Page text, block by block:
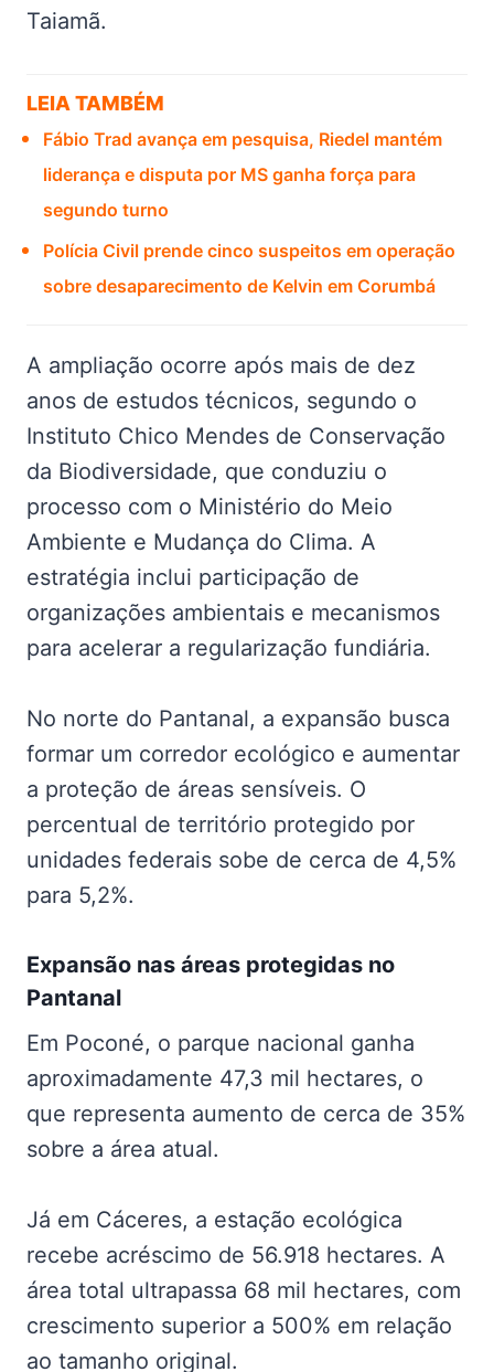
Taiamã.
LEIA TAMBÉM
Fábio Trad avança em pesquisa, Riedel mantém
liderança e disputa por MS ganha força para
segundo turno
Polícia Civil prende cinco suspeitos em operação
sobre desaparecimento de Kelvin em Corumbá
A ampliação ocorre após mais de dez
anos de estudos técnicos, segundo o
Instituto Chico Mendes de Conservação
da Biodiversidade, que conduziu o
processo com o Ministério do Meio
Ambiente e Mudança do Clima. A
estratégia inclui participação de
organizações ambientais e mecanismos
para acelerar a regularização fundiária.
No norte do Pantanal, a expansão busca
formar um corredor ecológico e aumentar
a proteção de áreas sensíveis. O
percentual de território protegido por
unidades federais sobe de cerca de 4,5%
para 5,2%.
Expansão nas áreas protegidas no
Pantanal
Em Poconé, o parque nacional ganha
aproximadamente 47,3 mil hectares, o
que representa aumento de cerca de 35%
sobre a área atual.
Já em Cáceres, a estação ecológica
recebe acréscimo de 56.918 hectares. A
área total ultrapassa 68 mil hectares, com
crescimento superior a 500% em relação
ao tamanho original.